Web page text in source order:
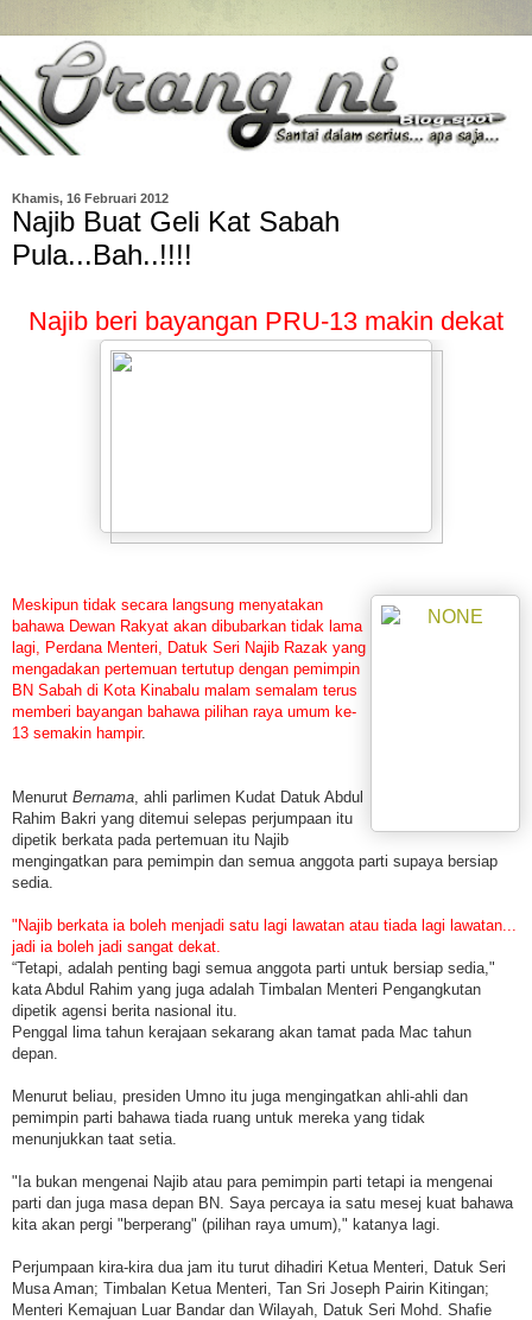
Khamis, 16 Februari 2012
Najib Buat Geli Kat Sabah
Pula...Bah..!!!!
Najib beri bayangan PRU-13 makin dekat
Meskipun tidak secara langsung menyatakan
bahawa Dewan Rakyat akan dibubarkan tidak lama
lagi, Perdana Menteri, Datuk Seri Najib Razak yang
mengadakan pertemuan tertutup dengan pemimpin
BN Sabah di Kota Kinabalu malam semalam terus
memberi bayangan bahawa pilihan raya umum ke-
13 semakin hampir.
Menurut Bernama , ahli parlimen Kudat Datuk Abdul
Rahim Bakri yang ditemui selepas perjumpaan itu
dipetik berkata pada pertemuan itu Najib
mengingatkan para pemimpin dan semua anggota parti supaya bersiap
sedia.
"Najib berkata ia boleh menjadi satu lagi lawatan atau tiada lagi lawatan...
jadi ia boleh jadi sangat dekat.
“Tetapi, adalah penting bagi semua anggota parti untuk bersiap sedia,"
kata Abdul Rahim yang juga adalah Timbalan Menteri Pengangkutan
dipetik agensi berita nasional itu.
Penggal lima tahun kerajaan sekarang akan tamat pada Mac tahun
depan.
Menurut beliau, presiden Umno itu juga mengingatkan ahli-ahli dan
pemimpin parti bahawa tiada ruang untuk mereka yang tidak
menunjukkan taat setia.
"Ia bukan mengenai Najib atau para pemimpin parti tetapi ia mengenai
parti dan juga masa depan BN. Saya percaya ia satu mesej kuat bahawa
kita akan pergi "berperang" (pilihan raya umum)," katanya lagi.
Perjumpaan kira-kira dua jam itu turut dihadiri Ketua Menteri, Datuk Seri
Musa Aman; Timbalan Ketua Menteri, Tan Sri Joseph Pairin Kitingan;
Menteri Kemajuan Luar Bandar dan Wilayah, Datuk Seri Mohd. Shafie